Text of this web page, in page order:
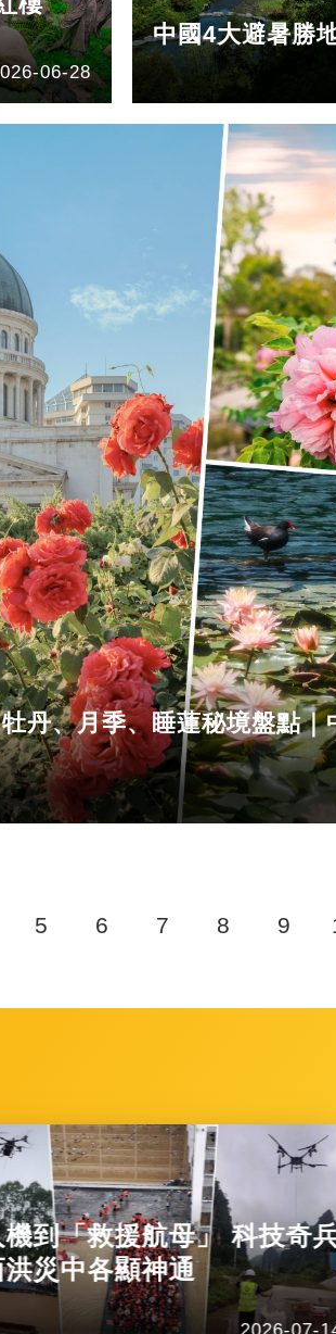
06-28
中國4大避暑勝
丹、月季、睡蓮秘境盤點｜
5 6 7 8 9
到「救援航母」 科技奇
災中各顯神通